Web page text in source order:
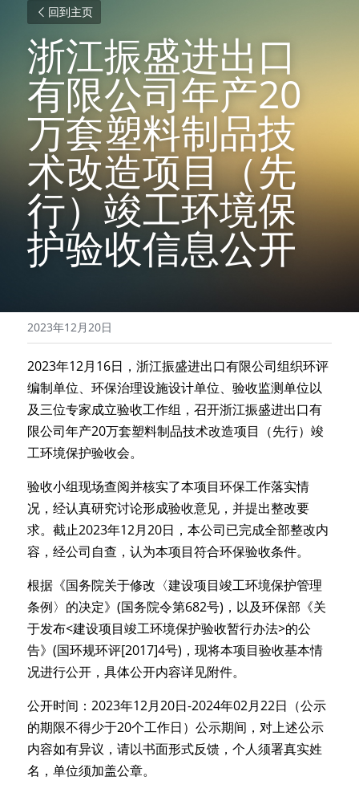
回到主页
浙江振盛进出口
有限公司年产20
万套塑料制品技
术改造项目（先
行）竣工环境保
护验收信息公开
2023年12月20日
2023年12月16日， 浙江振盛进出口有限公司组织环评
编制单位、环保治理设施设计单位、验收监测单位以
及三位专家成立验收工作组，召开浙江振盛进出口有
限公司年产20万套塑料制品技术改造项目（先行） 竣
工环境保护验收会。
验收小组现场查阅并核实了本项目环保工作落实情
况，经认真研究讨论形成验收意见，并提出整改要
求。截止2023年12月20日，本公司已完成全部整改内
容，经公司自查，认为本项目符合环保验收条件。
根据《国务院关于修改〈建设项目竣工环境保护管理
条例〉的决定》(国务院令第682号)，以及环保部《关
于发布<建设项目竣工环境保护验收暂行办法>的公
告》(国环规环评[2017]4号)，现将本项目验收基本情
况进行公开，具体公开内容详见附件。
公开时间：2023年12月20日-2024年02月22日（公示
的期限不得少于20个工作日）公示期间，对上述公示
内容如有异议，请以书面形式反馈，个人须署真实姓
名，单位须加盖公章。